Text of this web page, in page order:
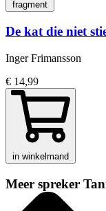
fragment
De kat die niet
Inger Frimansson
€ 14,99
in winkelmand
Meer spreker